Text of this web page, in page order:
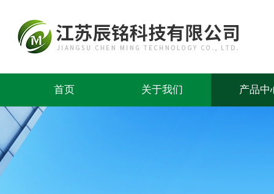
首页 关于我们 产品中